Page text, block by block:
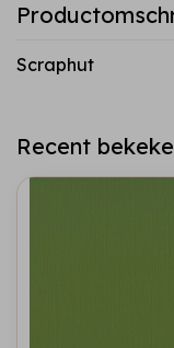
Scraphut
Recent